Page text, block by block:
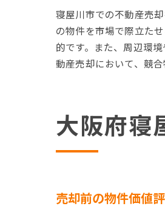
寝屋川市での不動産売
の物件を市場で際立た
的です。また、周辺環
動産売却において、競
大阪府寝
売却前の物件価値